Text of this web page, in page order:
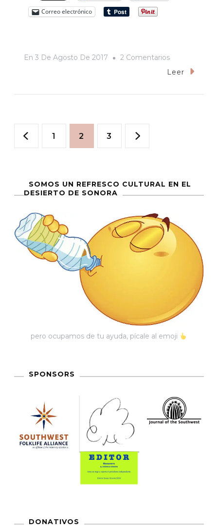
Correo electrónico
En 3 De Agosto De 2017 2 ComentariosEn
¿Democracia
Leer
Paginación
entradas
Página
1 Página
2 Página
3
SOMOS UN REFRESCO CULTURAL EN EL
DESIERTO DE SONORA
pero ocupamos de tu ayuda, pícale al emoji
SPONSORS
DONATIVOS